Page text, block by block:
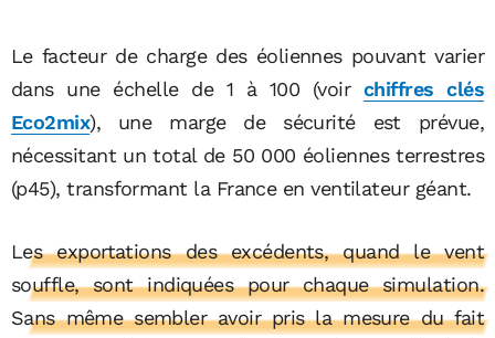
Le facteur de charge des éoliennes pouvant varier
dans une échelle de 1 à 100 (voir chiffres clés
Eco2mix), une marge de sécurité est prévue,
nécessitant un total de 50 000 éoliennes terrestres
(p45), transformant la France en ventilateur géant.
Les exportations des excédents, quand le vent
souffle, sont indiquées pour chaque simulation.
Sans même sembler avoir pris la mesure du fait